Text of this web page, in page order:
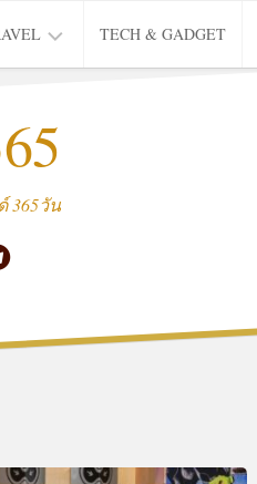
TECH & GADGET
365วัน